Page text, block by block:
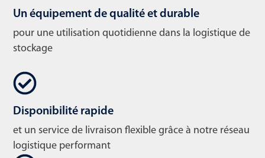
Un équipement de qualité et durable
pour une utilisation quotidienne dans la logistique de
stockage
Disponibilité rapide
et un service de livraison flexible grâce à notre réseau
logistique performant